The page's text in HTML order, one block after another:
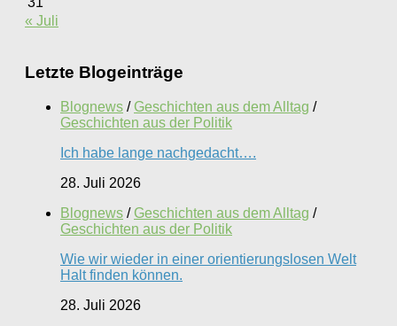
« Juli
Letzte Blogeinträge
Blognews / Geschichten aus dem Alltag /
Geschichten aus der Politik
Ich habe lange nachgedacht….
28. Juli 2026
Blognews / Geschichten aus dem Alltag /
Geschichten aus der Politik
Wie wir wieder in einer orientierungslosen Welt
Halt finden können.
28. Juli 2026